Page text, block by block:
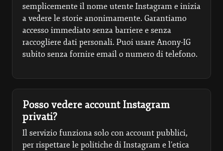
semplicemente il nome utente Instagram e inizia
a vedere le storie anonimamente. Garantiamo
accesso immediato senza barriere e senza
raccogliere dati personali. Puoi usare Anony-IG
subito senza fornire email o numero di telefono.
Posso vedere account Instagram
privati?
Il servizio funziona solo con account pubblici,
per rispettare le politiche di Instagram e l’etica